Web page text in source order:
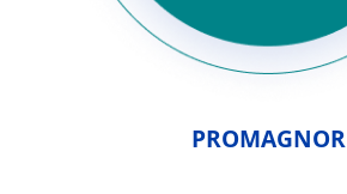
PROMAGNOR